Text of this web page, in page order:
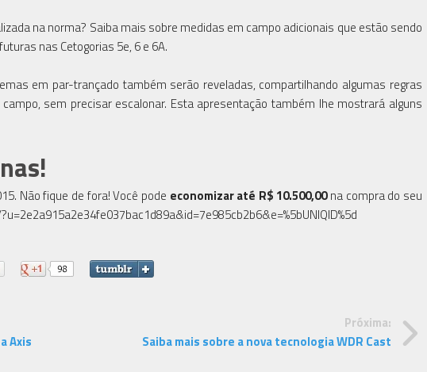
na norma? Saiba mais sobre medidas em campo adicionais que estão sendo
nas Cetogorias 5e, 6 e 6A.
em par-trançado também serão reveladas, compartilhando algumas regras
sem precisar escalonar. Esta apresentação também lhe mostrará alguns
Não fique de fora! Você pode economizar até R$ 10.500,00na compra do seu
Axis
Próxima:
Saiba mais sobre a nova tecnologia WDR Cast